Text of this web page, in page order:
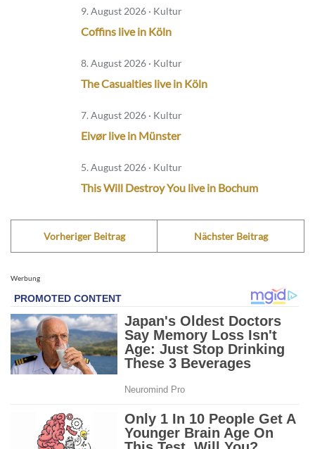
9. August 2026 · Kultur
Coffins live in Köln
8. August 2026 · Kultur
The Casualties live in Köln
7. August 2026 · Kultur
Eivør live in Münster
5. August 2026 · Kultur
This Will Destroy You live in Bochum
Vorheriger Beitrag Nächster Beitrag
Werbung